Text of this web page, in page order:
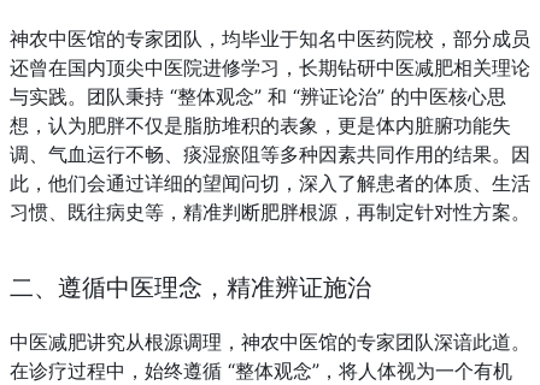
神农中医馆的专家团队，均毕业于知名中医药院校，部分成员
还曾在国内顶尖中医院进修学习，长期钻研中医减肥相关理论
与实践。团队秉持 “整体观念” 和 “辨证论治” 的中医核心思
想，认为肥胖不仅是脂肪堆积的表象，更是体内脏腑功能失
调、气血运行不畅、痰湿瘀阻等多种因素共同作用的结果。因
此，他们会通过详细的望闻问切，深入了解患者的体质、生活
习惯、既往病史等，精准判断肥胖根源，再制定针对性方案。
二、遵循中医理念，精准辨证施治
中医减肥讲究从根源调理，神农中医馆的专家团队深谙此道。
在诊疗过程中，始终遵循 “整体观念”，将人体视为一个有机